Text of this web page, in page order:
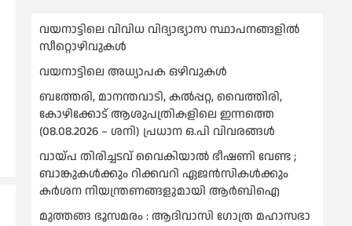
വയനാട്ടിലെ വിവിധ വിദ്യാഭ്യാസ സ്ഥാപനങ്ങളിൽ
സീറ്റൊഴിവുകൾ
വയനാട്ടിലെ അധ്യാപക ഒഴിവുകൾ
ബത്തേരി, മാനന്തവാടി, കൽപ്പറ്റ, വൈത്തിരി,
കോഴിക്കോട് ആശുപത്രികളിലെ ഇന്നത്തെ
(08.08.2026 – ശനി) പ്രധാന ഒ.പി വിവരങ്ങൾ
വായ്പ തിരിച്ചടവ് വൈകിയാല്‍ ഭീഷണി വേണ്ട ;
ബാങ്കുകള്‍ക്കും റിക്കവറി ഏജൻസികള്‍ക്കും
കര്‍ശന നിയന്ത്രണങ്ങളുമായി ആര്‍ബിഐ
മുത്തങ്ങ ഭൂസമരം : ആദിവാസി ഗോത്ര മഹാസഭാ